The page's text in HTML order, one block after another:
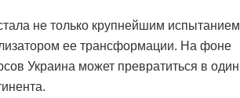
не только крупнейшим испытанием
ее трансформации. На фоне
Украина может превратиться в один